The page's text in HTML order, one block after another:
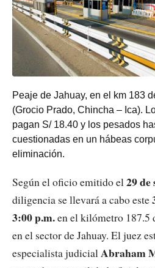
Peaje de Jahuay, en el km 183
(Grocio Prado, Chincha – Ica).
pagan S/ 18.40 y los pesados
cuestionadas en un hábeas
eliminación.
Según el oficio emitido el29 de
diligencia se llevará a cabo este
3:00 p.m.en el kilómetro 187.5
en el sector de Jahuay. El juez
especialista judicialAbraham